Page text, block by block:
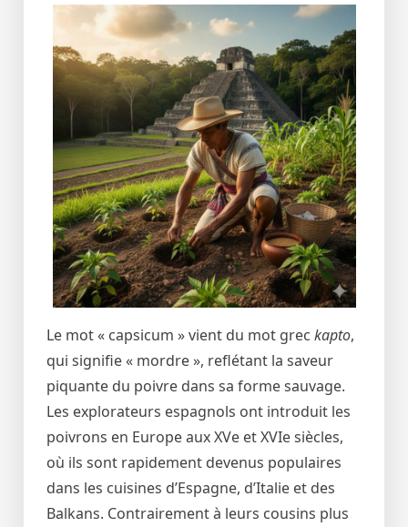
Le mot « capsicum » vient du mot grec kapto,
qui signifie « mordre », reflétant la saveur
piquante du poivre dans sa forme sauvage.
Les explorateurs espagnols ont introduit les
poivrons en Europe aux XVe et XVIe siècles,
où ils sont rapidement devenus populaires
dans les cuisines d’Espagne, d’Italie et des
Balkans. Contrairement à leurs cousins plus